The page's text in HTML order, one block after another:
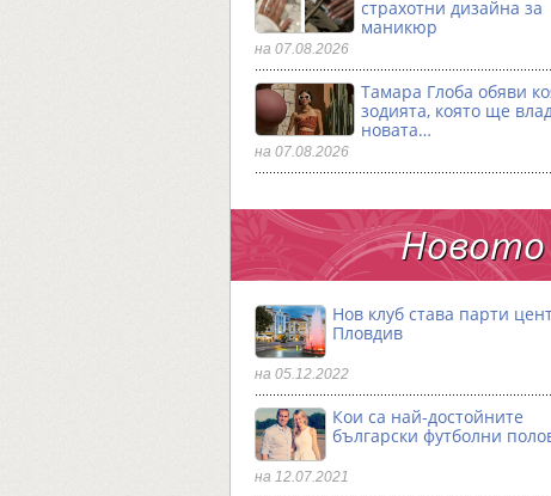
страхотни дизайна за
маникюр
на 07.08.2026
Тамара Глоба обяви
зодията, която ще
новата…
на 07.08.2026
Новото
Нов клуб става парти
Пловдив
на 05.12.2022
Кои са най-достойните
български футболни
на 12.07.2021